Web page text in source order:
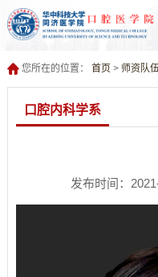
您所在的位置： 首页 > 师资队
口腔内科学系
发布时间：